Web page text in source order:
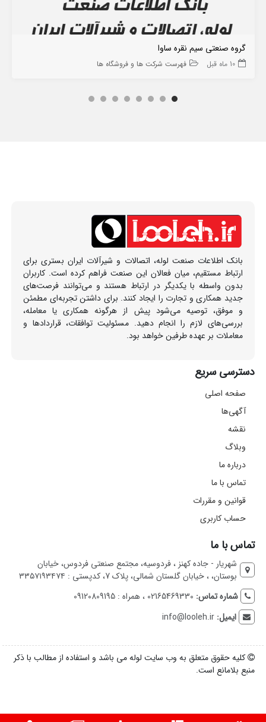
گروه صنعتی سیم نقره ساوا
10 ماه قبل فهرست شرکت ها و فروشگاه ها
بانک اطلاعات صنعت لوله، اتصالات و شیرآلات ایران بستری برای
ارتباط مستقیم، میان فعالان این صنعت فراهم کرده است. کاربران
بدون واسطه با یکدیگر در ارتباط هستند و می‌توانند فرصت‌های
جدید همکاری و تجارت را ایجاد کنند. برای داشتن تجربه‌ای مطمئن
و موفق، توصیه می‌شود پیش از هرگونه همکاری یا معامله،
بررسی‌های لازم را انجام دهید. مسئولیت توافقات، قراردادها و
معاملات بر عهده طرفین خواهد بود.
دسترسی سریع
صفحه اصلی
آگهی‌ها
نقشه
وبلاگ
درباره ما
تماس با ما
قوانین و مقررات
حساب کاربری
تماس با ما
شهریار - جاده کهنز ، فردوسیه، مجتمع صنعتی فردوس، خیابان
بوستان، ، خیابان گلستان شمالی، پلاک 7، کدپستی : ۳۳۵۷۱۹۳۴۷۴
شماره تماس: 02165469330 ، همراه : 09120809195
ایمیل:info@looleh.ir
کلیه حقوق متعلق به وب سایت لوله می باشد و استفاده از مطالب با ذکر
منبع بلامانع است.